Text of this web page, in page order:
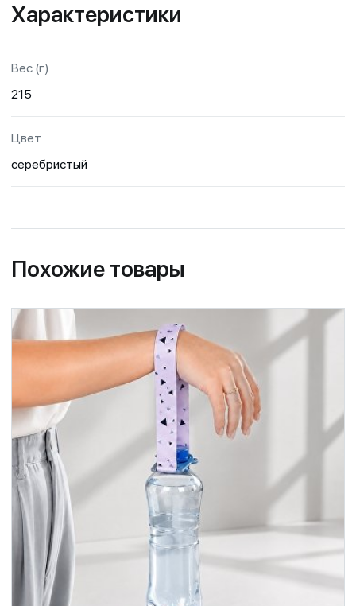
Характеристики
Вес (г)
215
Цвет
серебристый
Похожие товары